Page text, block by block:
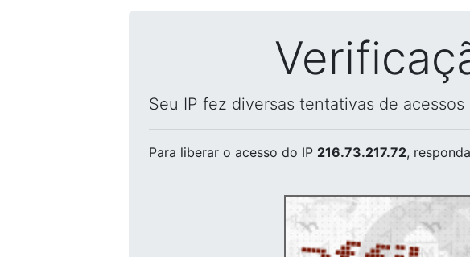
Seu IP fez diversas tentativas de
Para liberar o acesso do IP 216.73.217.72,